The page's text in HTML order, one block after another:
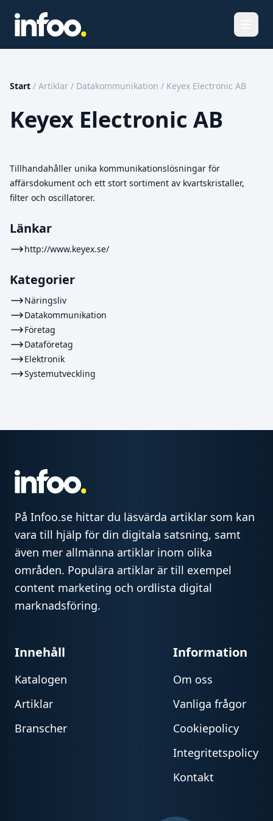
Start / Artiklar / Datakommunikation / Keyex Electronic AB
Keyex Electronic AB
Tillhandahåller unika kommunikationslösningar för
affärsdokument och ett stort sortiment av kvartskristaller,
filter och oscillatorer.
Länkar
http://www.keyex.se/
Kategorier
Näringsliv
Datakommunikation
Företag
Dataföretag
Elektronik
Systemutveckling
På Infoo.se hittar du läsvärda artiklar som kan
vara till hjälp för din digitala satsning, samt
även mer allmänna artiklar inom olika
områden. Populära artiklar är till exempel
content marketing och ordlista digital
marknadsföring.
Innehåll
Katalogen
Artiklar
Branscher
Information
Om oss
Vanliga frågor
Cookiepolicy
Integritetspolicy
Kontakt